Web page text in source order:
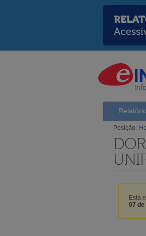
Posição:
Esta
07 de